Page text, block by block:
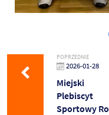
POPRZEDNIE
2026-01-28
Miejski
Plebiscyt
Sportowy